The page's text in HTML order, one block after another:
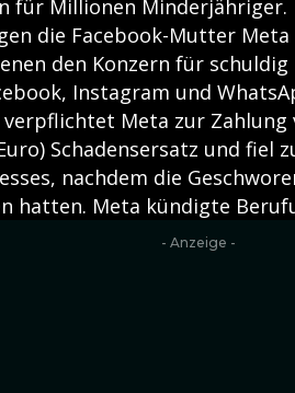
für Millionen Minderjähriger.
die Facebook-Mutter
den Konzern für
Instagram und
Meta zur
Schadensersatz und fiel
nachdem die
hatten. Meta kündigte
- Anzeige -